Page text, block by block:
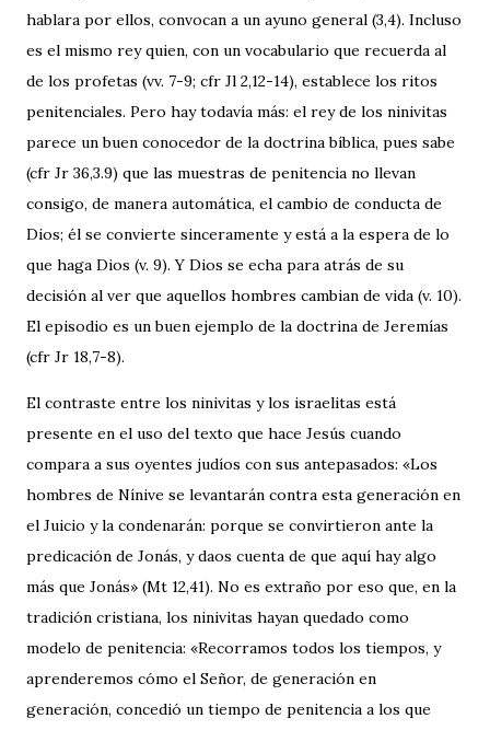
hablara por ellos, convocan a un ayuno general (3,4). Incluso
es el mismo rey quien, con un vocabulario que recuerda al
de los profetas (vv. 7-9; cfr Jl 2,12-14), establece los ritos
penitenciales. Pero hay todavía más: el rey de los ninivitas
parece un buen conocedor de la doctrina bíblica, pues sabe
(cfr Jr 36,3.9) que las muestras de penitencia no llevan
consigo, de manera automática, el cambio de conducta de
Dios; él se convierte sinceramente y está a la espera de lo
que haga Dios (v. 9). Y Dios se echa para atrás de su
decisión al ver que aquellos hombres cambian de vida (v. 10).
El episodio es un buen ejemplo de la doctrina de Jeremías
(cfr Jr 18,7-8).
El contraste entre los ninivitas y los israelitas está
presente en el uso del texto que hace Jesús cuando
compara a sus oyentes judíos con sus antepasados: «Los
hombres de Nínive se levantarán contra esta generación en
el Juicio y la condenarán: porque se convirtieron ante la
predicación de Jonás, y daos cuenta de que aquí hay algo
más que Jonás» (Mt 12,41). No es extraño por eso que, en la
tradición cristiana, los ninivitas hayan quedado como
modelo de penitencia: «Recorramos todos los tiempos, y
aprenderemos cómo el Señor, de generación en
generación, concedió un tiempo de penitencia a los que